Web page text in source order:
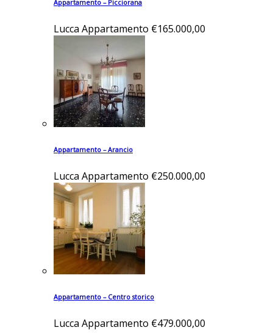
Appartamento – Picciorana
Lucca Appartamento €165.000,00
Appartamento – Arancio
Lucca Appartamento €250.000,00
Appartamento – Centro storico
Lucca Appartamento €479.000,00